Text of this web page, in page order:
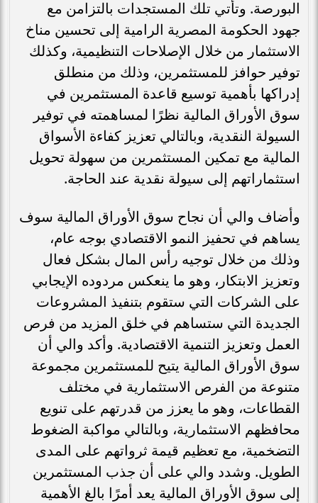
البورصة. وتأتي تلك المستجدات بالتزامن مع
جهود الحكومة المصرية الرامية إلى تحسين مناخ
الاستثمار من خلال الإصلاحات التنظيمية، وكذلك
توفير حوافز للمستثمرين، وذلك من منطلق
إدراكها بأهمية توسيع قاعدة المستثمرين في
سوق الأوراق المالية نظرًا لمساهمته في توفير
السيولة النقدية، وبالتالي تعزيز كفاءة الأسواق
المالية مع تمكين المستثمرين من سهولة تحويل
استثماراتهم إلى سيولة نقدية عند الحاجة.
وأضاف والي أن نجاح سوق الأوراق المالية سوف
يساهم في تحفيز النمو الاقتصادي بوجه عام،
وذلك من خلال توجيه رأس المال بشكل فعال
وتعزيز الابتكار، وهو ما ينعكس مردوده الإيجابي
على الشركات التي ستقوم بتنفيذ المشروعات
الجديدة التي ستساهم في خلق المزيد من فرص
العمل وتعزيز التنمية الاقتصادية. وأكد والي أن
سوق الأوراق المالية يتيح للمستثمرين مجموعة
متنوعة من الفرص الاستثمارية في مختلف
القطاعات، وهو ما يعزز من قدرتهم على تنويع
محافظهم الاستثمارية، وبالتالي مواكبة الضغوط
التضخمية، مع تعظيم قيمة ثرواتهم على المدى
الطويل. وشدد والي على أن جذب المستثمرين
إلى سوق الأوراق المالية يعد أمرًا بالغ الأهمية